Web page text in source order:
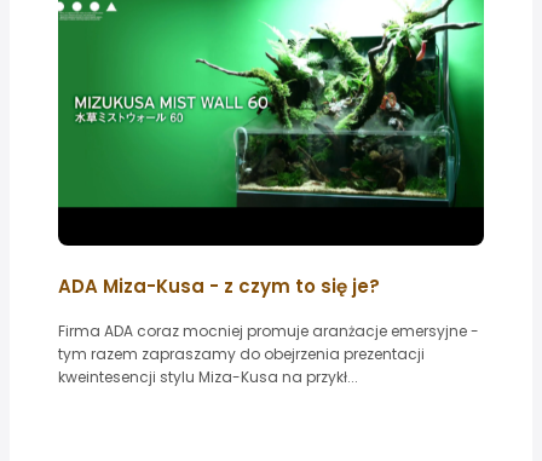
ADA Miza-Kusa - z czym to się je?
Firma ADA coraz mocniej promuje aranżacje emersyjne -
tym razem zapraszamy do obejrzenia prezentacji
kweintesencji stylu Miza-Kusa na przykł...